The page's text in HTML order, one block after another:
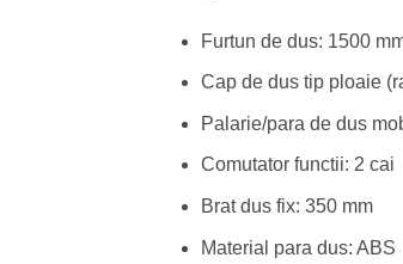
Furtun de dus: 1500
Cap de dus tip ploaie
Palarie/para de dus
Comutator functii: 2 cai
Brat dus fix: 350 mm
Material para dus: ABS